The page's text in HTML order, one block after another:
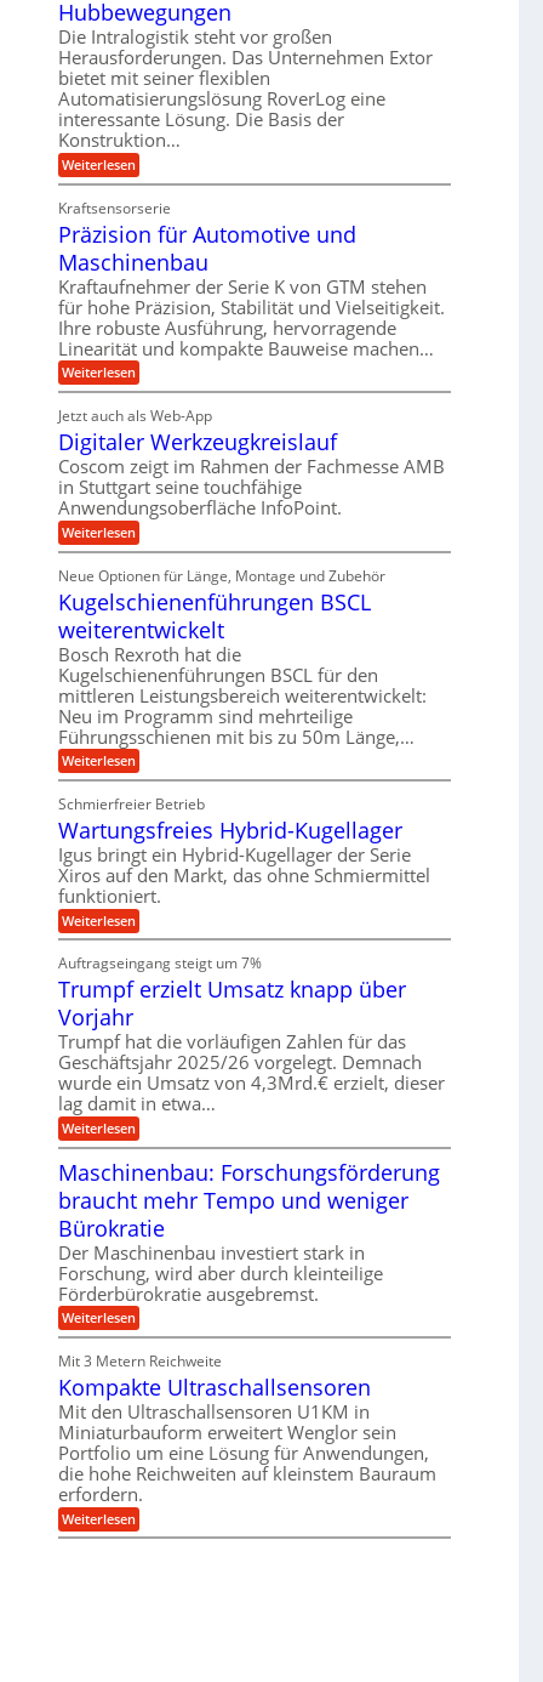
e
r
g
l
e
i
c
h
u
g
e
l
g
e
w
i
n
t
r
i
e
b
e
f
a
u
e
U
m
e
b
u
n
g
e
n
r
U
m
s
a
t
z
u
n
d
A
u
f
t
r
a
g
s
e
i
n
g
a
n
g
A
r
b
e
i
t
s
l
o
s
e
w
e
n
i
g
e
r
S
t
e
l
l
e
n
Hubbewegungen
Die Intralogistik steht vor großen
Herausforderungen. Das Unternehmen Extor
bietet mit seiner flexiblen
Automatisierungslösung RoverLog eine
interessante Lösung. Die Basis der
Konstruktion…
Weiterlesen:
Z
h
n
s
t
a
n
g
e
n
g
e
r
i
e
b
e
f
ü
r
p
r
z
s
e
H
u
b
b
e
w
e
u
n
g
e
n
Kraftsensorserie
Präzision für Automotive und
Maschinenbau
Kraftaufnehmer der Serie K von GTM stehen
für hohe Präzision, Stabilität und Vielseitigkeit.
Ihre robuste Ausführung, hervorragende
Linearität und kompakte Bauweise machen…
Weiterlesen:
P
ä
z
i
s
i
o
n
f
ü
r
A
u
t
o
m
o
i
v
e
u
n
d
M
a
s
c
h
i
n
e
b
a
u
Jetzt auch als Web-App
Digitaler Werkzeugkreislauf
Coscom zeigt im Rahmen der Fachmesse AMB
in Stuttgart seine touchfähige
Anwendungsoberfläche InfoPoint.
Weiterlesen:
D
g
i
t
a
l
e
r
W
e
r
k
z
e
u
k
r
e
s
l
a
f
Neue Optionen für Länge, Montage und Zubehör
Kugelschienenführungen BSCL
weiterentwickelt
Bosch Rexroth hat die
Kugelschienenführungen BSCL für den
mittleren Leistungsbereich weiterentwickelt:
Neu im Programm sind mehrteilige
Führungsschienen mit bis zu 50m Länge,…
Weiterlesen:
K
g
e
l
s
c
h
i
e
n
e
n
r
u
n
g
e
n
B
S
C
L
w
e
i
t
e
r
e
n
w
i
c
k
e
l
t
Schmierfreier Betrieb
Wartungsfreies Hybrid-Kugellager
Igus bringt ein Hybrid-Kugellager der Serie
Xiros auf den Markt, das ohne Schmiermittel
funktioniert.
Weiterlesen:
W
r
t
g
s
f
r
e
i
e
H
y
b
r
i
d
-
K
u
g
e
l
l
a
g
e
r
Auftragseingang steigt um 7%
Trumpf erzielt Umsatz knapp über
Vorjahr
Trumpf hat die vorläufigen Zahlen für das
Geschäftsjahr 2025/26 vorgelegt. Demnach
wurde ein Umsatz von 4,3Mrd.€ erzielt, dieser
lag damit in etwa…
Weiterlesen:
T
u
m
p
f
e
r
z
i
e
l
U
m
s
a
t
z
k
n
a
p
p
Maschinenbau: Forschungsförderung
braucht mehr Tempo und weniger
Bürokratie
Der Maschinenbau investiert stark in
Forschung, wird aber durch kleinteilige
Förderbürokratie ausgebremst.
Weiterlesen:
M
s
c
h
i
n
e
n
b
a
u
:
Mit 3 Metern Reichweite
Kompakte Ultraschallsensoren
Mit den Ultraschallsensoren U1KM in
Miniaturbauform erweitert Wenglor sein
Portfolio um eine Lösung für Anwendungen,
die hohe Reichweiten auf kleinstem Bauraum
erfordern.
Weiterlesen:
K